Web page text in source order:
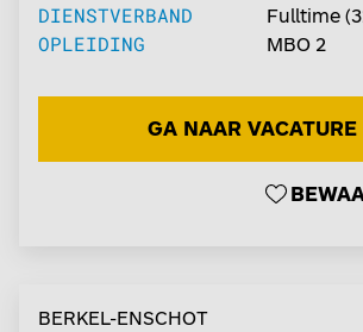
treinverkeer in Nederland. Samen
van ervaren collega's zorg je ervoor
inzet kunnen essentiële
worden gereviseerd en blijven
dagelijks rekenen op de kwaliteit
DIENSTVERBAND Fulltime (
OPLEIDING MBO 2
GA NAAR VACATURE
BERKEL-ENSCHOT